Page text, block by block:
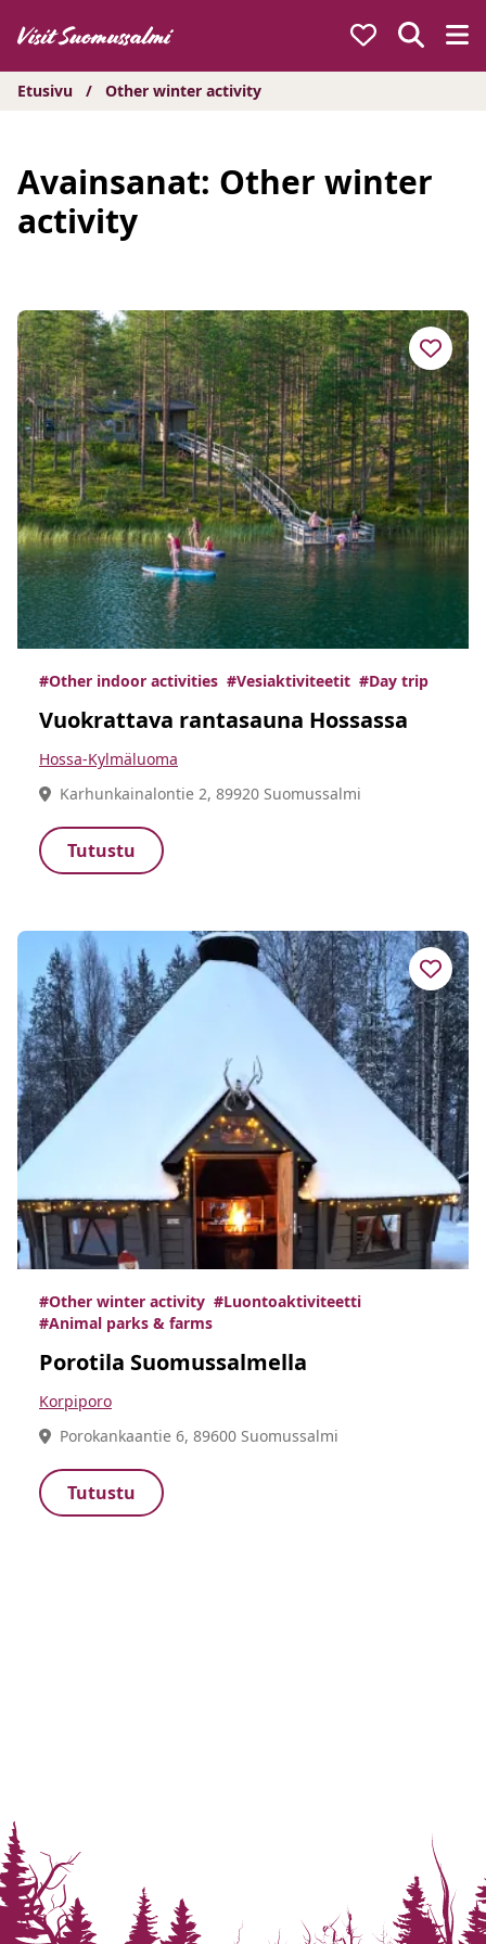
sisältöön
Etusivu / Other winter activity
Avainsanat: Other winter
activity
#Other indoor activities #Vesiaktiviteetit #Day trip
Vuokrattava rantasauna Hossassa
Hossa-Kylmäluoma
Karhunkainalontie 2, 89920 Suomussalmi
Tutustu
#Other winter activity #Luontoaktiviteetti
#Animal parks & farms
Porotila Suomussalmella
Korpiporo
Porokankaantie 6, 89600 Suomussalmi
Tutustu